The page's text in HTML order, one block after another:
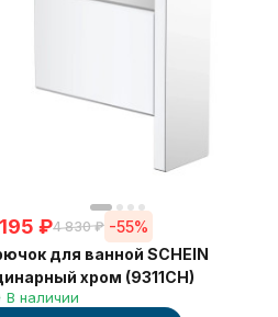
₽4 830 ₽ -55%
для ванной SCHEIN
хром (9311CH)
В наличии